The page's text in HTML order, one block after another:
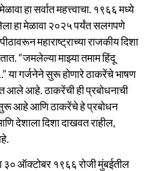
हा सर्वात महत्त्वाचा. १९६६ मध्ये
हा मेळावा २०२५ पर्यंत सलगपणे
महाराष्ट्राच्या राजकीय दिशा
“जमलेल्या माझ्या तमाम हिंदू
या गर्जनेने सुरू होणारे ठाकरेंचे भाषण
आले आहे. ठाकरेंची ही प्रबोधनाची
सुरू आहे आणि ठाकरेंचे हे प्रबोधन
देशाला दिशा दाखवत राहील,
३० ऑक्टोबर १९६६ रोजी मुंबईतील